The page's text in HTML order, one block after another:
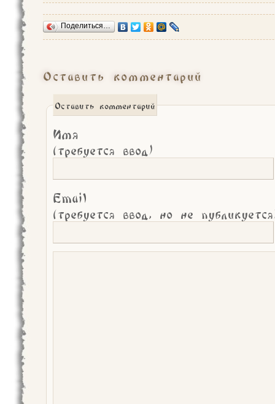
Поделиться…
Оставить комментарий
Оставить комментарий
Имя
(требуется ввод)
Email
(требуется ввод, но не